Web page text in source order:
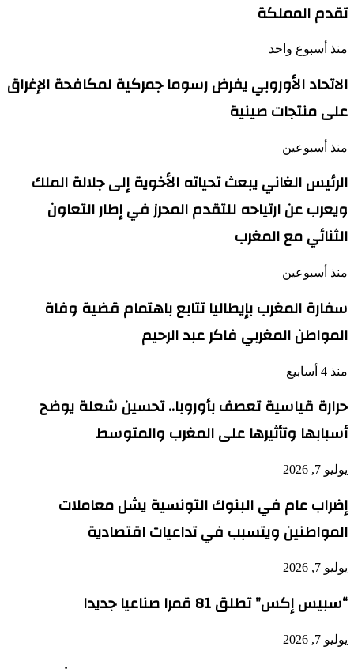
تقدم المملكة
منذ أسبوع واحد
الاتحاد الأوروبي يفرض رسوما جمركية لمكافحة الإغراق
على منتجات صينية
منذ أسبوعين
الرئيس الغاني يبعث تحياته الأخوية إلى جلالة الملك
ويعرب عن ارتياحه للتقدم المحرز في إطار التعاون
الثنائي مع المغرب
منذ أسبوعين
سفارة المغرب بإيطاليا تتابع باهتمام قضية وفاة
المواطن المغربي فاكر عبد الرحيم
منذ 4 أسابيع
حرارة قياسية تعصف بأوروبا.. تحسين شعلة يوضح
أسبابها وتأثيرها على المغرب والمتوسط
يوليو 7, 2026
إضراب عام في البنوك التونسية يشل معاملات
المواطنين ويتسبب في تداعيات اقتصادية
يوليو 7, 2026
“سبيس إكس” تطلق 81 قمرا صناعيا جديدا
يوليو 7, 2026